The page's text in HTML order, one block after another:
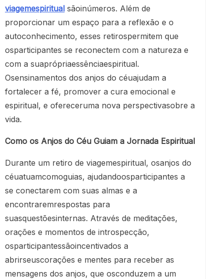
viagemespiritual sãoinúmeros. Além de
proporcionar um espaço para a reflexão e o
autoconhecimento, esses retirospermitem que
osparticipantes se reconectem com a natureza e
com a suaprópriaessênciaespiritual.
Osensinamentos dos anjos do céuajudam a
fortalecer a fé, promover a cura emocional e
espiritual, e ofereceruma nova perspectivasobre a
vida.
Como os Anjos do Céu Guiam a Jornada Espiritual
Durante um retiro de viagemespiritual, osanjos do
céuatuamcomoguias, ajudandoosparticipantes a
se conectarem com suas almas e a
encontraremrespostas para
suasquestõesinternas. Através de meditações,
orações e momentos de introspecção,
osparticipantessãoincentivados a
abrirseuscorações e mentes para receber as
mensagens dos anjos, que osconduzem a um